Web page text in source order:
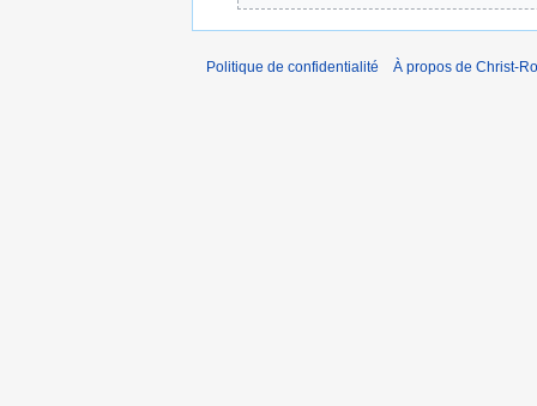
Politique de confidentialité À propos de Christ-